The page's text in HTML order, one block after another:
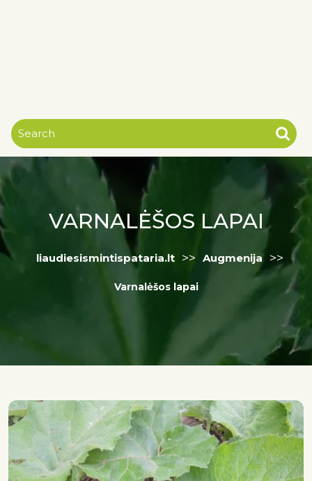
VARNALĖŠOS LAPAI
liaudiesismintispataria.lt >> Augmenija >>
Varnalėšos lapai